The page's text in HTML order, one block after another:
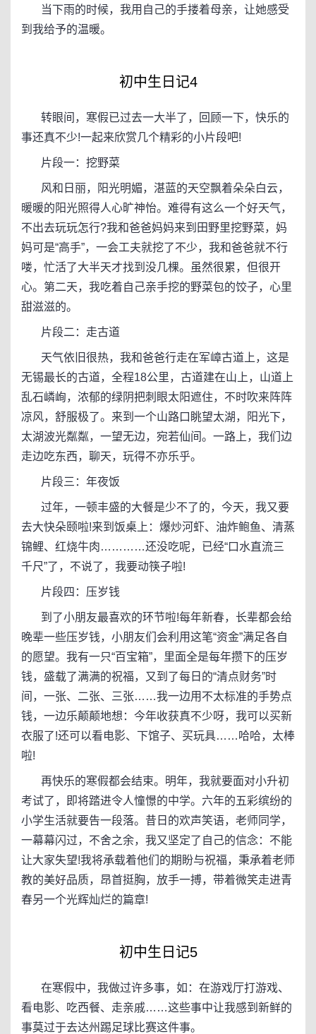
当下雨的时候，我用自己的手搂着母亲，让她感受
到我给予的温暖。
初中生日记4
转眼间，寒假已过去一大半了，回顾一下，快乐的
事还真不少!一起来欣赏几个精彩的小片段吧!
片段一：挖野菜
风和日丽，阳光明媚，湛蓝的天空飘着朵朵白云，
暖暖的阳光照得人心旷神怡。难得有这么一个好天气，
不出去玩玩怎行?我和爸爸妈妈来到田野里挖野菜，妈
妈可是“高手”，一会工夫就挖了不少，我和爸爸就不行
喽，忙活了大半天才找到没几棵。虽然很累，但很开
心。第二天，我吃着自己亲手挖的野菜包的饺子，心里
甜滋滋的。
片段二：走古道
天气依旧很热，我和爸爸行走在军嶂古道上，这是
无锡最长的古道，全程18公里，古道建在山上，山道上
乱石嶙峋，浓郁的绿阴把刺眼太阳遮住，不时吹来阵阵
凉风，舒服极了。来到一个山路口眺望太湖，阳光下，
太湖波光粼粼，一望无边，宛若仙间。一路上，我们边
走边吃东西，聊天，玩得不亦乐乎。
片段三：年夜饭
过年，一顿丰盛的大餐是少不了的，今天，我又要
去大快朵颐啦!来到饭桌上：爆炒河虾、油炸鲍鱼、清蒸
锦鲤、红烧牛肉…………还没吃呢，已经“口水直流三
千尺”了，不说了，我要动筷子啦!
片段四：压岁钱
到了小朋友最喜欢的环节啦!每年新春，长辈都会给
晚辈一些压岁钱，小朋友们会利用这笔“资金”满足各自
的愿望。我有一只“百宝箱”，里面全是每年攒下的压岁
钱，盛载了满满的祝福，又到了每日的“清点财务”时
间，一张、二张、三张……我一边用不太标准的手势点
钱，一边乐颠颠地想：今年收获真不少呀，我可以买新
衣服了!还可以看电影、下馆子、买玩具……哈哈，太棒
啦!
再快乐的寒假都会结束。明年，我就要面对小升初
考试了，即将踏进令人憧憬的中学。六年的五彩缤纷的
小学生活就要告一段落。昔日的欢声笑语，老师同学，
一幕幕闪过，不舍之余，我又坚定了自己的信念：不能
让大家失望!我将承载着他们的期盼与祝福，秉承着老师
教的美好品质，昂首挺胸，放手一搏，带着微笑走进青
春另一个光辉灿烂的篇章!
初中生日记5
在寒假中，我做过许多事，如：在游戏厅打游戏、
看电影、吃西餐、走亲戚……这些事中让我感到新鲜的
事莫过于去达州踢足球比赛这件事。